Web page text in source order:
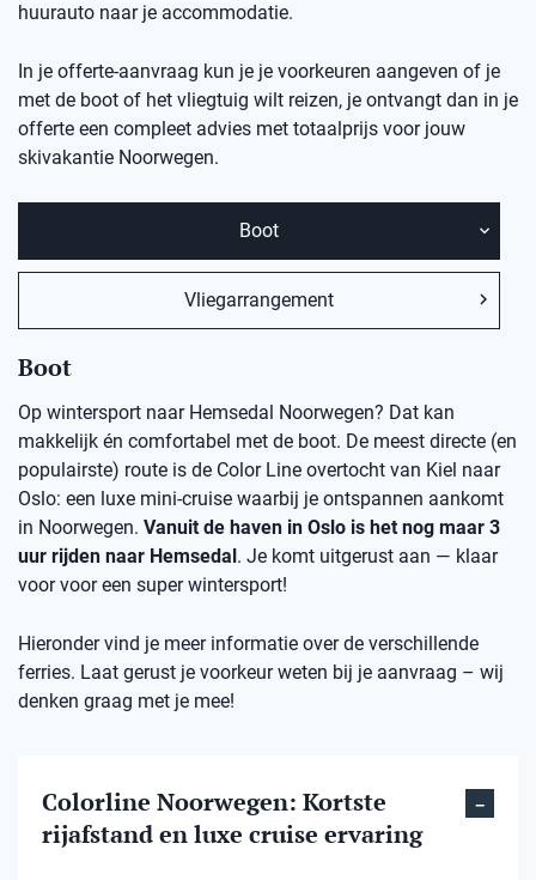
huurauto naar je accommodatie.
In je offerte-aanvraag kun je je voorkeuren aangeven of je
met de boot of het vliegtuig wilt reizen, je ontvangt dan in je
offerte een compleet advies met totaalprijs voor jouw
skivakantie Noorwegen.
Boot
Vliegarrangement
Boot
Op wintersport naar Hemsedal Noorwegen? Dat kan
makkelijk én comfortabel met de boot. De meest directe (en
populairste) route is de Color Line overtocht van Kiel naar
Oslo: een luxe mini-cruise waarbij je ontspannen aankomt
in Noorwegen. Vanuit de haven in Oslo is het nog maar 3
uur rijden naar Hemsedal. Je komt uitgerust aan — klaar
voor voor een super wintersport!
Hieronder vind je meer informatie over de verschillende
ferries. Laat gerust je voorkeur weten bij je aanvraag – wij
denken graag met je mee!
Colorline Noorwegen: Kortste
rijafstand en luxe cruise ervaring